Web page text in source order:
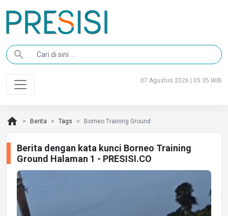
search
07 Agustus 2026 | 05:35 WIB
home Berita Tags Borneo Training Ground
Berita dengan kata kunci Borneo Training
Ground Halaman 1 - PRESISI.CO